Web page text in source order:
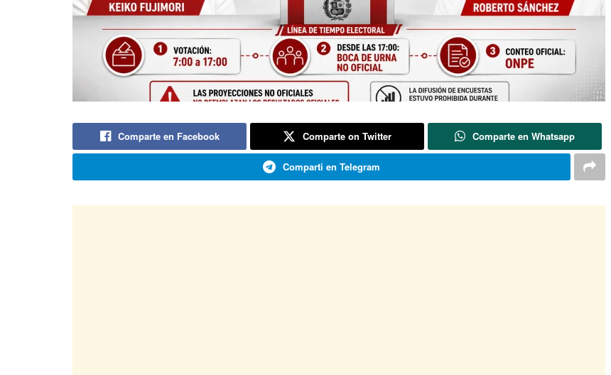
Comparte en Facebook Comparte on Twitter Comparte en Whatsapp
Comparti en Telegram